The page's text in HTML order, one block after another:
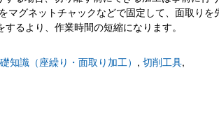
マグネットチャックなどで固定して、面取りを
るより、作業時間の短縮になります。
知識（座繰り・面取り加工） , 切削工具,